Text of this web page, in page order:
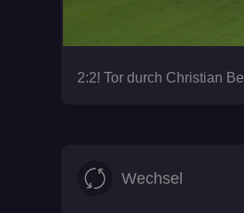
2:2! Tor durch Christian
Wechsel